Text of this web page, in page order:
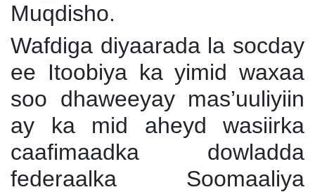
Muqdisho.
Wafdiga diyaarada la socday
ee Itoobiya ka yimid waxaa
soo dhaweeyay mas’uuliyiin
ay ka mid aheyd wasiirka
caafimaadka dowladda
federaalka Soomaaliya